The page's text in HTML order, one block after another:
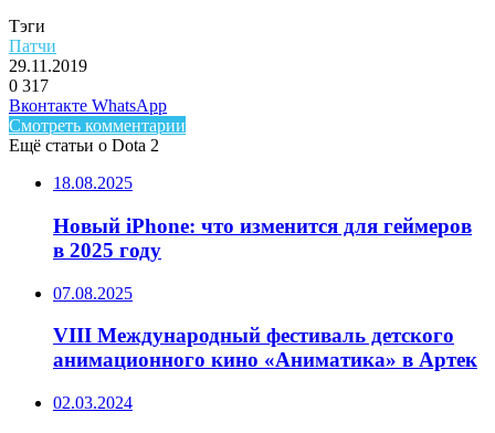
Тэги
Патчи
29.11.2019
0 317
Facebook
Twitter
LinkedIn
Вконтакте WhatsAppTelegram
Смотреть комментарии
Ещё статьи о Dota 2
18.08.2025
Новый iPhone: что изменится для геймеров
в 2025 году
07.08.2025
VIII Международный фестиваль детского
анимационного кино «Аниматика» в Артек
02.03.2024